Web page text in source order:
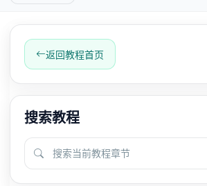
返回教程首页
搜索教程